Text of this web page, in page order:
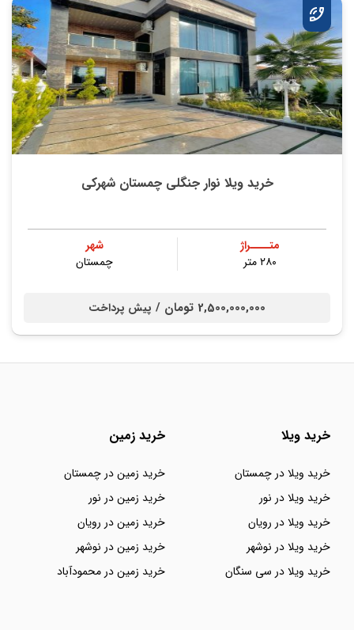
خرید ویلا نوار جنگلی چمستان شهرکی
متــــراژ
۲۸۰ متر
شهر
چمستان
2,500,000,000 تومان / پیش پرداخت
خرید ویلا
خرید ویلا در چمستان
خرید ویلا در نور
خرید ویلا در رویان
خرید ویلا در نوشهر
خرید ویلا در سی سنگان
خرید زمین
خرید زمین در چمستان
خرید زمین در نور
خرید زمین در رویان
خرید زمین در نوشهر
خرید زمین در محمودآباد